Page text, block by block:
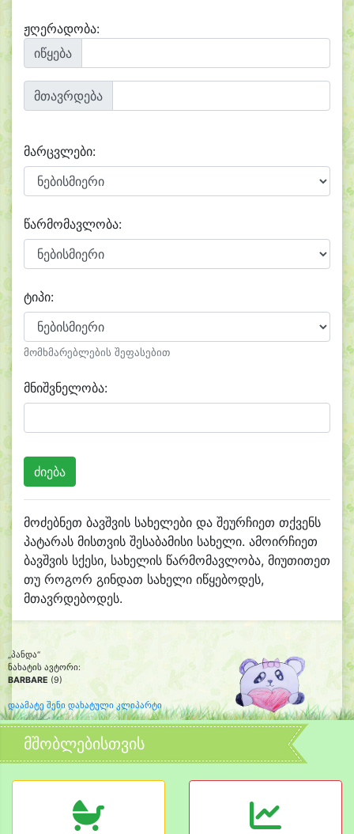
ჟღერადობა:
იწყება
მთავრდება
მარცვლები:
წარმომავლობა:
ტიპი:
მომხმარებლების შეფასებით
მნიშვნელობა:
მოძებნეთ ბავშვის სახელები და შეურჩიეთ თქვენს
პატარას მისთვის შესაბამისი სახელი. ამოირჩიეთ
ბავშვის სქესი, სახელის წარმომავლობა, მიუთითეთ
თუ როგორ გინდათ სახელი იწყებოდეს,
მთავრდებოდეს.
„პანდა“
ნახატის ავტორი:
BARBARE (9)
დაამატე შენი დახატული კლიპარტი
მშობლებისთვის